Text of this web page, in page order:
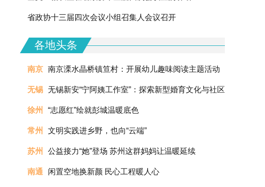
省政协十三届四次会议小组召集人会议召开
各地头条
南京 南京溧水晶桥镇笪村：开展幼儿趣味阅读主题活动
无锡 无锡新安“宁阿姨工作室”：探索新型婚育文化与社区
治理融合的创新实践
徐州 “志愿红”绘就彭城温暖底色
常州 文明实践进乡野，也向“云端”
苏州 公益接力“她”登场 苏州这群妈妈让温暖延续
南通 闲置空地换新颜 民心工程暖人心